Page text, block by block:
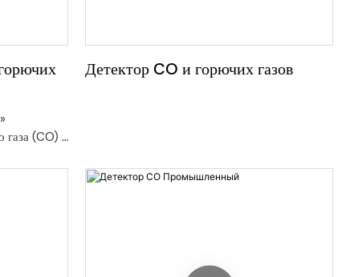
газа (CO) и
Детектор CO и горючих газов